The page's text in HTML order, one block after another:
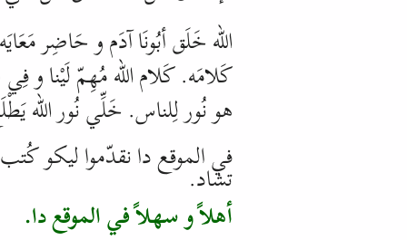
اللّه خَلَق أبُونَا آدَم و حَاضِر
كَلامَه. كَلام اللّه مُهِمّ لَيْنا و
هو نُور لِلناس. خَلِّي نُور اللّه
في الموقع دا نقدّموا ليكو
تشاد.
أهلاً و سهلاً في الموقع دا.